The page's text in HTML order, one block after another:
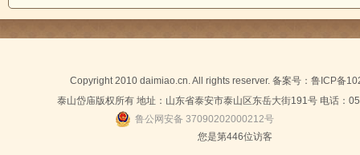
Copyright 2010 daimiao.cn. All rights reserver. 备案号： 鲁ICP备
泰山岱庙版权所有 地址：山东省泰安市泰山区东岳大街191号 电话：
鲁公网安备 37090202000212号
您是第446位访客